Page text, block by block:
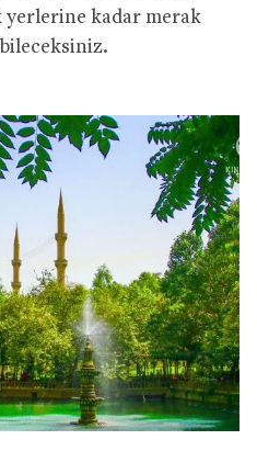
yerlerine kadar merak